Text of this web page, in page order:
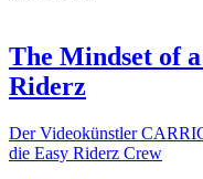
The Mindset of
Riderz
Der Videokünstler
die Easy Riderz Crew